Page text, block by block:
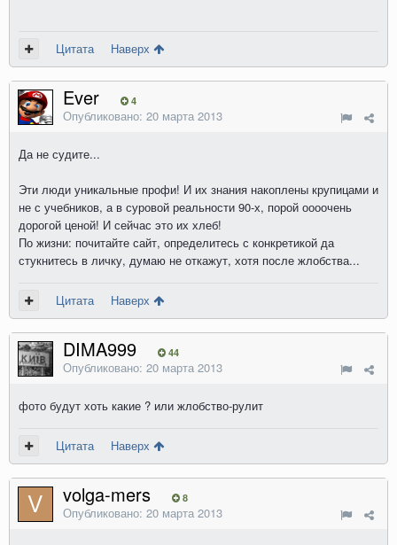
Цитата Наверх
Ever 4
Опубликовано: 20 марта 2013
Да не судите...
Эти люди уникальные профи! И их знания накоплены крупицами и
не с учебников, а в суровой реальности 90-х, порой оооочень
дорогой ценой! И сейчас это их хлеб!
По жизни: почитайте сайт, определитесь с конкретикой да
стукнитесь в личку, думаю не откажут, хотя после жлобства...
Цитата Наверх
DIMA999 44
Опубликовано: 20 марта 2013
фото будут хоть какие ? или жлобство-рулит
Цитата Наверх
volga-mers 8
Опубликовано: 20 марта 2013